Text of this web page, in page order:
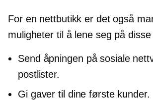
For en nettbutikk er det også
muligheter til å lene seg på
Send åpningen på sosiale
postlister.
Gi gaver til dine første kunder.